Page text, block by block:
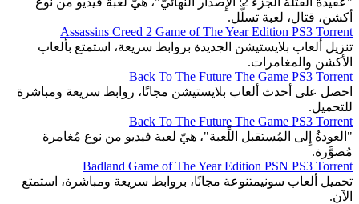
أكشن، قتال، لعبة تسلُّل.
Assassins Creed 2 Game of The Year Edition PS3 Torrent
تنزيل ألعاب بلايستيشن الجديدة بروابط سريعة، استمتع بألعاب
الأكشن والمغامرات.
Back To The Future The Game PS3 Torrent
احصل على أحدث ألعاب بلايستيشن مجانًا، روابط سريعة ومباشرة
للتحميل.
Back To The Future The Game PS3 Torrent
"العودةُ إِلى المُستقبل اللِّعبة"، هيّ لعبة فيديو من نوع مُغامرة
مُصوَّرة.
Badland Game of The Year Edition PSN PS3 Torrent
تحميل ألعاب سونيمتنوعة مجانًا، بروابط سريعة ومباشرة، استمتع
الآن.